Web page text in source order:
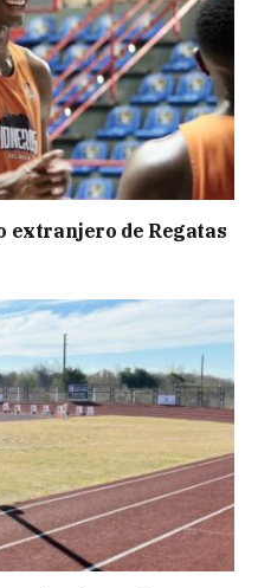
extranjero de Regatas